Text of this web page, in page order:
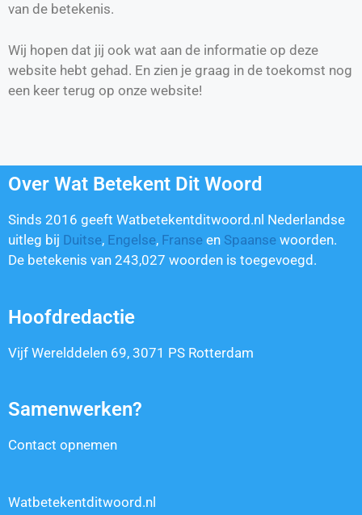
van de betekenis.
Wij hopen dat jij ook wat aan de informatie op deze
website hebt gehad. En zien je graag in de toekomst nog
een keer terug op onze website!
Over Wat Betekent Dit Woord
Sinds 2016 geeft Watbetekentditwoord.nl Nederlandse
uitleg bij Duitse, Engelse, Franse en Spaanse woorden.
De betekenis van 243,027 woorden is toegevoegd.
Hoofdredactie
Vijf Werelddelen 69, 3071 PS Rotterdam
Samenwerken?
Contact opnemen
Watbetekentditwoord.nl